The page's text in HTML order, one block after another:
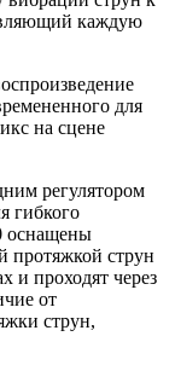
каждую
для
на сцене
регулятором
гибкого
оснащены
протяжкой струн
и проходят через
от
струн,